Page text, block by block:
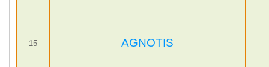
15 AGNOTIS